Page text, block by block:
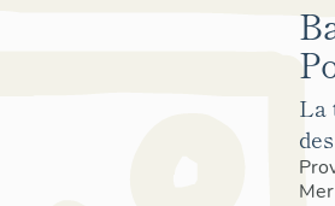
La
Mer